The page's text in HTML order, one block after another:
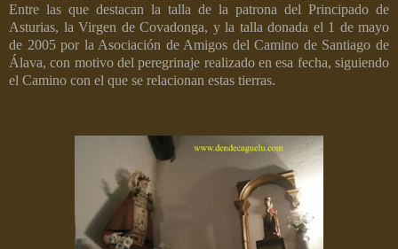
Entre las que destacan la talla de la patrona del Principado de
Asturias, la Virgen de Covadonga, y la talla donada el 1 de mayo
de 2005 por la Asociación de Amigos del Camino de Santiago de
Álava, con motivo del peregrinaje realizado en esa fecha, siguiendo
el Camino con el que se relacionan estas tierras.